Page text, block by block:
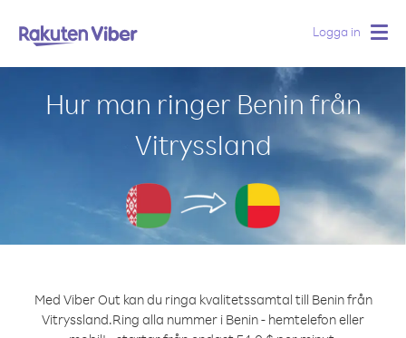
Logga in
Hur man ringer Benin från
Vitryssland
Med Viber Out kan du ringa kvalitetssamtal till Benin från
Vitryssland.Ring alla nummer i Benin - hemtelefon eller